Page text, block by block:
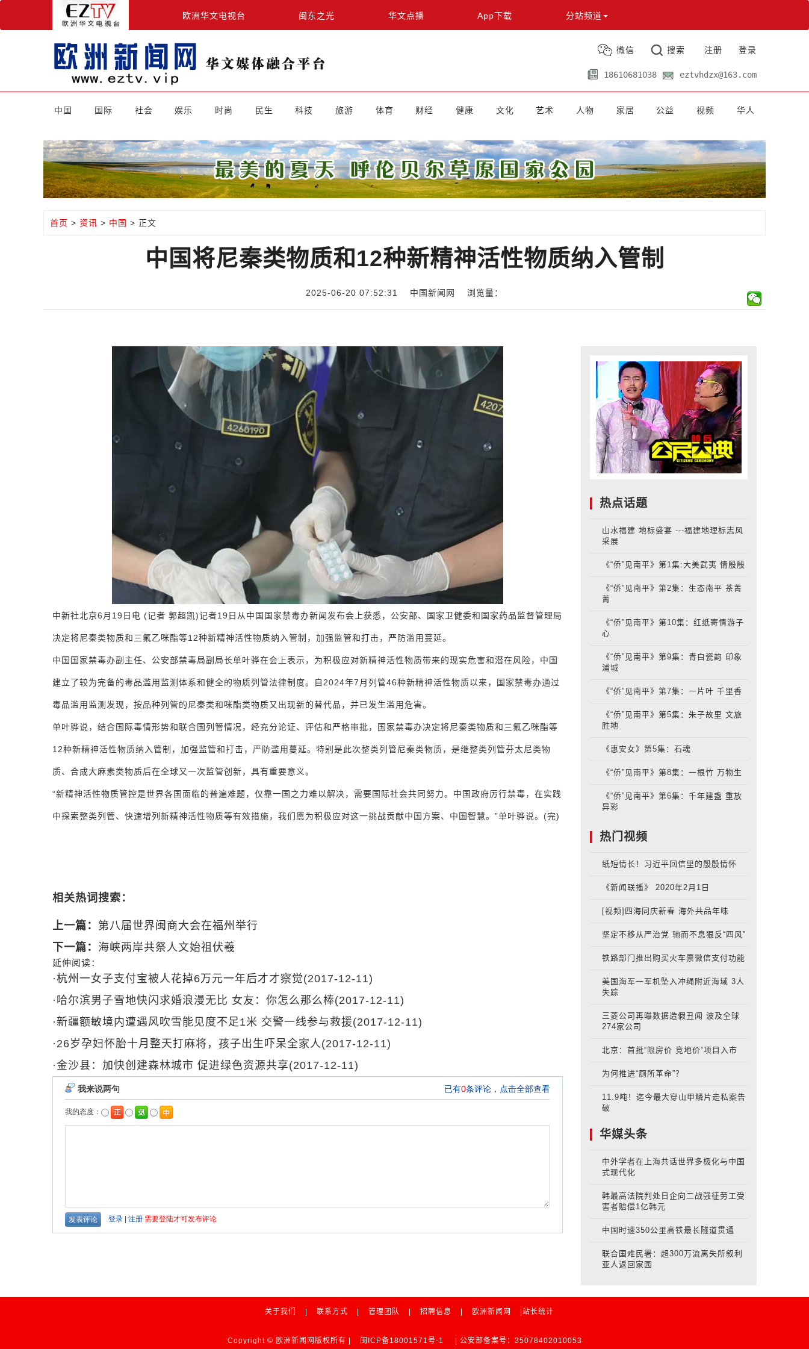
欧洲华文电视台 闽东之光 华文点播 App下载 分站频道
微信 搜索 注册 登录
18610681038 eztvhdzx@163.com
中国 国际 社会 娱乐 时尚 民生 科技 旅游 体育 财经 健康 文化 艺术 人物 家居 公益 视频 华人
首页 > 资讯 > 中国 > 正文
中国将尼秦类物质和12种新精神活性物质纳入管制
2025-06-20 07:52:31 中国新闻网 浏览量：
中新社北京6月19日电 (记者 郭超凯)记者19日从中国国家禁毒办新闻发布会上获悉，公安部、国家卫健委和国家药品监督管理局
决定将尼秦类物质和三氟乙咪酯等12种新精神活性物质纳入管制，加强监管和打击，严防滥用蔓延。
中国国家禁毒办副主任、公安部禁毒局副局长单叶骅在会上表示，为积极应对新精神活性物质带来的现实危害和潜在风险，中国
建立了较为完备的毒品滥用监测体系和健全的物质列管法律制度。自2024年7月列管46种新精神活性物质以来，国家禁毒办通过
毒品滥用监测发现，按品种列管的尼秦类和咪酯类物质又出现新的替代品，并已发生滥用危害。
单叶骅说，结合国际毒情形势和联合国列管情况，经充分论证、评估和严格审批，国家禁毒办决定将尼秦类物质和三氟乙咪酯等
12种新精神活性物质纳入管制，加强监管和打击，严防滥用蔓延。特别是此次整类列管尼秦类物质，是继整类列管芬太尼类物
质、合成大麻素类物质后在全球又一次监管创新，具有重要意义。
“新精神活性物质管控是世界各国面临的普遍难题，仅靠一国之力难以解决，需要国际社会共同努力。中国政府厉行禁毒，在实践
中探索整类列管、快速增列新精神活性物质等有效措施，我们愿为积极应对这一挑战贡献中国方案、中国智慧。”单叶骅说。(完)
相关热词搜索：
上一篇： 第八届世界闽商大会在福州举行
下一篇： 海峡两岸共祭人文始祖伏羲
延伸阅读：
·杭州一女子支付宝被人花掉6万元一年后才才察觉(2017-12-11)
· 哈尔滨男子雪地快闪求婚浪漫无比 女友：你怎么那么棒(2017-12-11)
·新疆额敏境内遭遇风吹雪能见度不足1米 交警一线参与救援(2017-12-11)
· 26岁孕妇怀胎十月整天打麻将，孩子出生吓呆全家人(2017-12-11)
·金沙县：加快创建森林城市 促进绿色资源共享(2017-12-11)
热点话题
山水福建 地标盛宴 ---福建地理标志风
采展
《“侨”见南平》第1集:大美武夷 情殷殷
《“侨”见南平》第2集：生态南平 茶菁
菁
《“侨”见南平》第10集：红纸寄情游子
心
《“侨”见南平》第9集：青白瓷韵 印象
浦城
《“侨”见南平》第7集：一片叶 千里香
《“侨”见南平》第5集：朱子故里 文旅
胜地
《惠安女》第5集：石魂
《“侨”见南平》第8集：一根竹 万物生
《“侨”见南平》第6集：千年建盏 重放
异彩
热门视频
纸短情长！习近平回信里的殷殷情怀
《新闻联播》 2020年2月1日
[视频]四海同庆新春 海外共品年味
坚定不移从严治党 驰而不息狠反“四风”
铁路部门推出购买火车票微信支付功能
美国海军一军机坠入冲绳附近海域 3人
失踪
三菱公司再曝数据造假丑闻 波及全球
274家公司
北京：首批“限房价 竞地价”项目入市
为何推进“厕所革命”？
11.9吨！迄今最大穿山甲鳞片走私案告
破
华媒头条
中外学者在上海共话世界多极化与中国
式现代化
韩最高法院判处日企向二战强征劳工受
害者赔偿1亿韩元
中国时速350公里高铁最长隧道贯通
联合国难民署：超300万流离失所叙利
亚人返回家园
关于我们 联系方式 管理团队 招聘信息 欧洲新闻网 |站长统计
Copyright © 欧洲新闻网版权所有 | 闽ICP备18001571号-1 | 公安部备案号：35078402010053